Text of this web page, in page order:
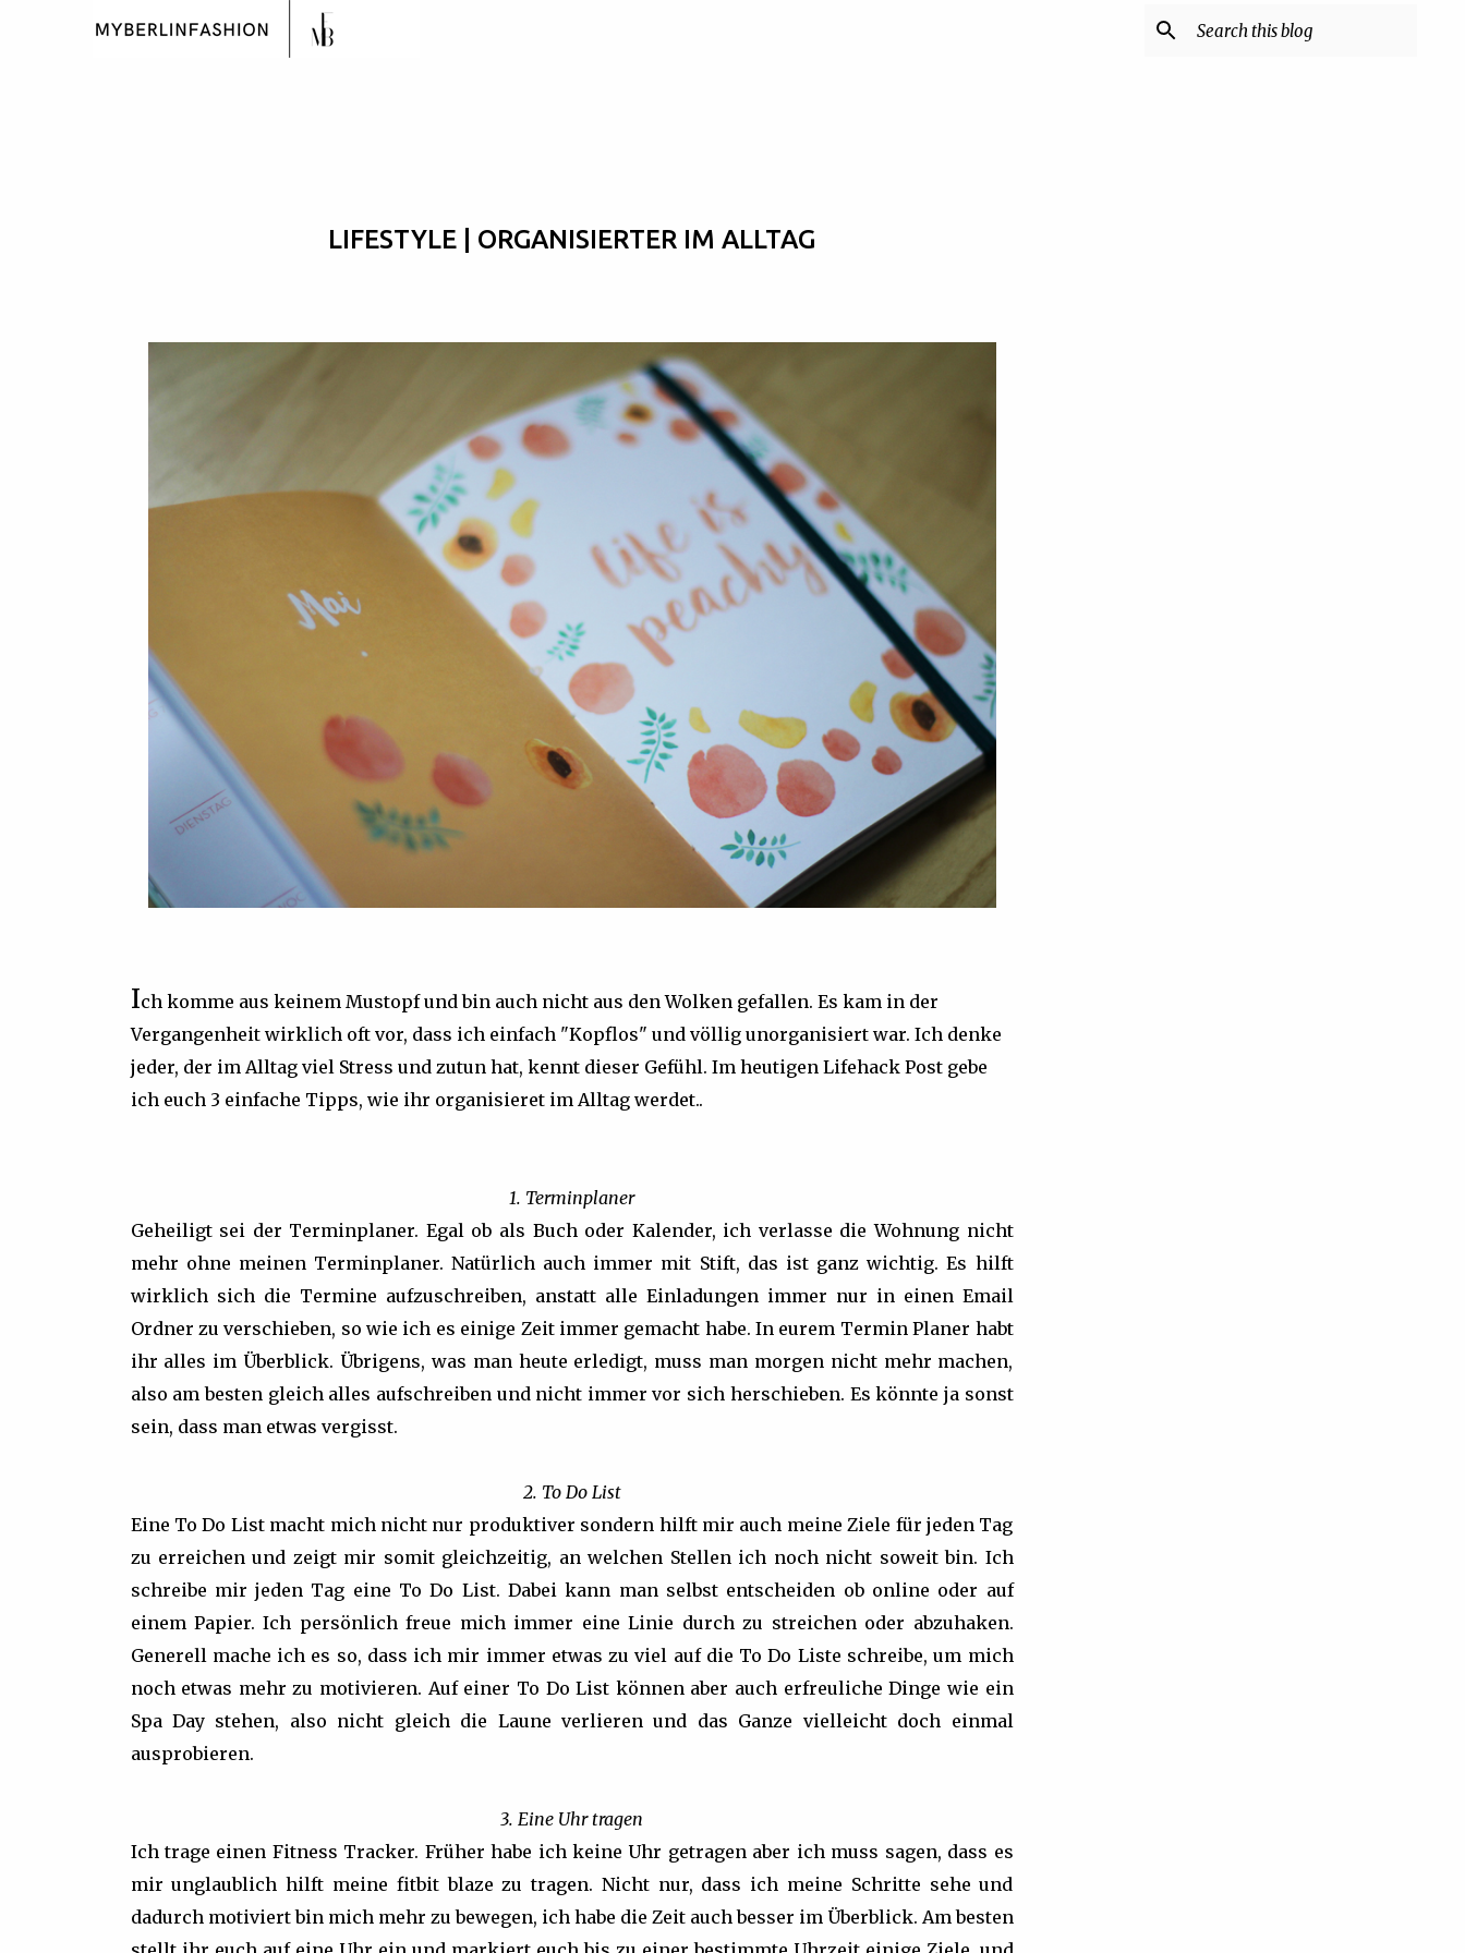
LIFESTYLE | ORGANISIERTER IM ALLTAG
Ich komme aus keinem Mustopf und bin auch nicht aus den Wolken gefallen. Es kam in der
Vergangenheit wirklich oft vor, dass ich einfach "Kopflos" und völlig unorganisiert war. Ich denke
jeder, der im Alltag viel Stress und zutun hat, kennt dieser Gefühl. Im heutigen Lifehack Post gebe
ich euch 3 einfache Tipps, wie ihr organisieret im Alltag werdet..
1. Terminplaner
Geheiligt sei der Terminplaner. Egal ob als Buch oder Kalender, ich verlasse die Wohnung nicht
mehr ohne meinen Terminplaner. Natürlich auch immer mit Stift, das ist ganz wichtig. Es hilft
wirklich sich die Termine aufzuschreiben, anstatt alle Einladungen immer nur in einen Email
Ordner zu verschieben, so wie ich es einige Zeit immer gemacht habe. In eurem Termin Planer habt
ihr alles im Überblick. Übrigens, was man heute erledigt, muss man morgen nicht mehr machen,
also am besten gleich alles aufschreiben und nicht immer vor sich herschieben. Es könnte ja sonst
sein, dass man etwas vergisst.
2. To Do List
Eine To Do List macht mich nicht nur produktiver sondern hilft mir auch meine Ziele für jeden Tag
zu erreichen und zeigt mir somit gleichzeitig, an welchen Stellen ich noch nicht soweit bin. Ich
schreibe mir jeden Tag eine To Do List. Dabei kann man selbst entscheiden ob online oder auf
einem Papier. Ich persönlich freue mich immer eine Linie durch zu streichen oder abzuhaken.
Generell mache ich es so, dass ich mir immer etwas zu viel auf die To Do Liste schreibe, um mich
noch etwas mehr zu motivieren. Auf einer To Do List können aber auch erfreuliche Dinge wie ein
Spa Day stehen, also nicht gleich die Laune verlieren und das Ganze vielleicht doch einmal
ausprobieren.
3. Eine Uhr tragen
Ich trage einen Fitness Tracker. Früher habe ich keine Uhr getragen aber ich muss sagen, dass es
mir unglaublich hilft meine fitbit blaze zu tragen. Nicht nur, dass ich meine Schritte sehe und
dadurch motiviert bin mich mehr zu bewegen, ich habe die Zeit auch besser im Überblick. Am besten